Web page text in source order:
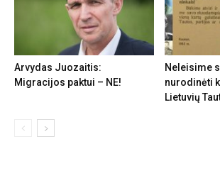
Arvydas Juozaitis:
Migracijos paktui – NE!
Neleisime
nurodinėti
Lietuvių